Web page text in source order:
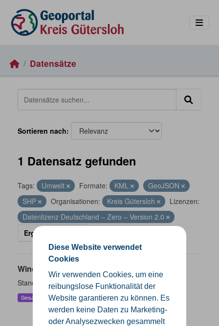
Diese Website verwendet
Cookies
Wir verwenden Cookies, um eine
reibungslose Funktionalität der
Website garantieren zu können. Es
werden keine Daten zu Marketing-
oder Analysezwecken gesammelt
Datensätze
Sortieren nach
1 Datensatz gefunden
Tags: Umwelt Formate: KML
GeoJSON
SHP
Organisationen: Kreis Gütersloh
Lizenzen:
Datenlizenz Deutschland – Zero – Version 2.0
Ergebnisse filtern
Windenergieanlagen
Standorte der Windenergieanlagen im Kreis Gütersloh
GeoJSON KML SHP